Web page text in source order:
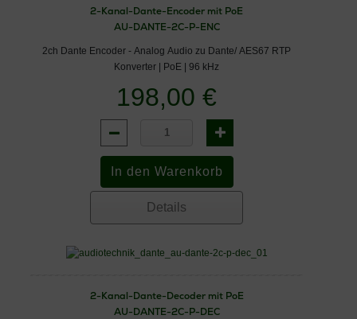
2-Kanal-Dante-Encoder mit PoE
AU-DANTE-2C-P-ENC
2ch Dante Encoder - Analog Audio zu Dante/ AES67 RTP
Konverter | PoE | 96 kHz
198,00 €
Details
2-Kanal-Dante-Decoder mit PoE
AU-DANTE-2C-P-DEC